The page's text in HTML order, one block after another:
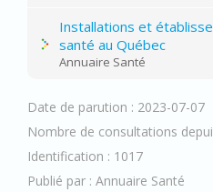
Installations et
santé au Québec
Annuaire Santé
Date de parution : 2023-07-07
Nombre de consultations
Identification : 1017
Publié par : Annuaire Santé